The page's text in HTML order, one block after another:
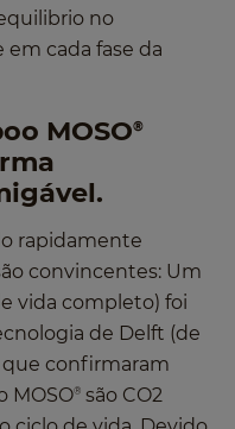
no
cada fase da
MOSO®
rapidamente
convincentes: Um
vida completo) foi
de Delft (de
que confirmaram
MOSO® são CO2